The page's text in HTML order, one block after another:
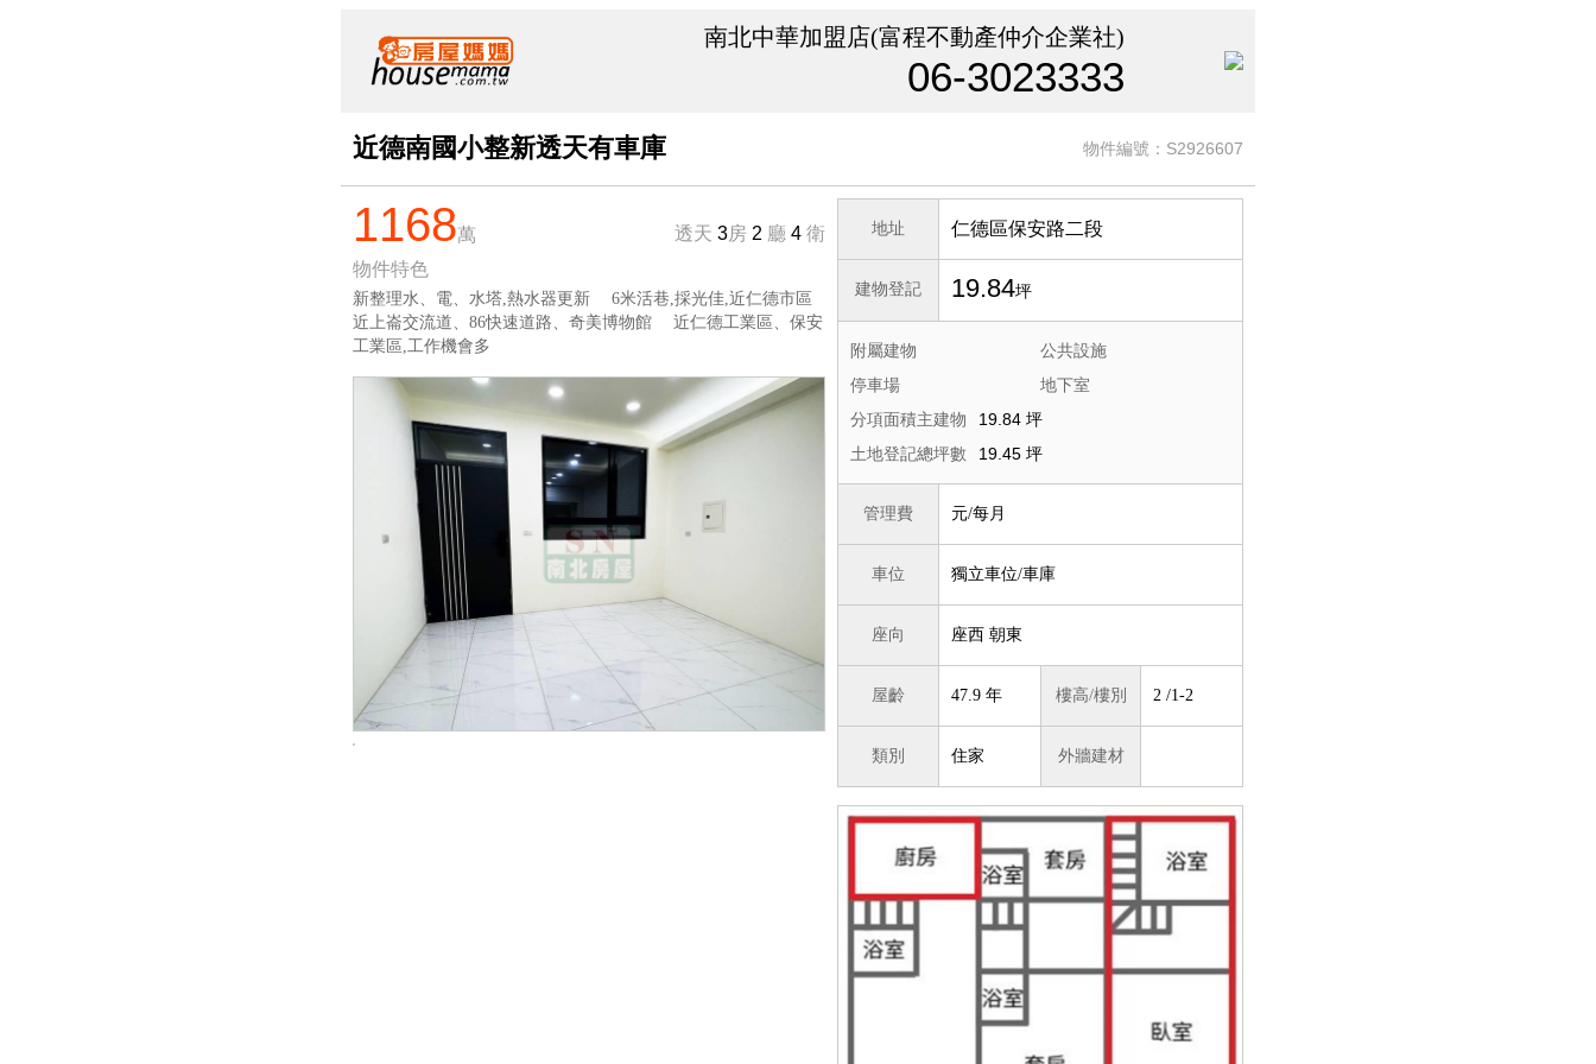
南北中華加盟店(富程不動產仲介企業社)
06-3023333
近德南國小整新透天有車庫 物件編號： S2926607
1168萬 透天 3房 2 廳 4 衛
物件特色
新整理水、電、水塔,熱水器更新 6米活巷,採光佳,近仁德市區
近上崙交流道、86快速道路、奇美博物館 近仁德工業區、保安
工業區,工作機會多
地址 仁德區保安路二段
建物登記 19.84坪
附屬建物
公共設施
停車場
地下室
分項面積主建物
19.84 坪
土地登記總坪數 19.45 坪
管理費 元/每月
車位 獨立車位/車庫
座向 座西 朝東
屋齡 47.9 年 樓高/樓別 2 /1-2
類別 住家 外牆建材